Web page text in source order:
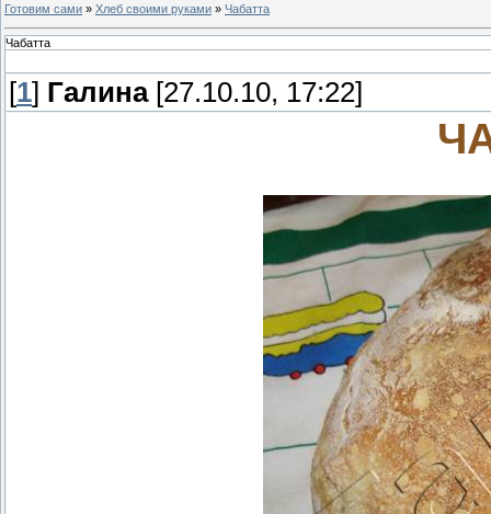
Готовим сами » Хлеб своими руками » Чабатта
Чабатта
[1] Галина[27.10.10, 17:22]